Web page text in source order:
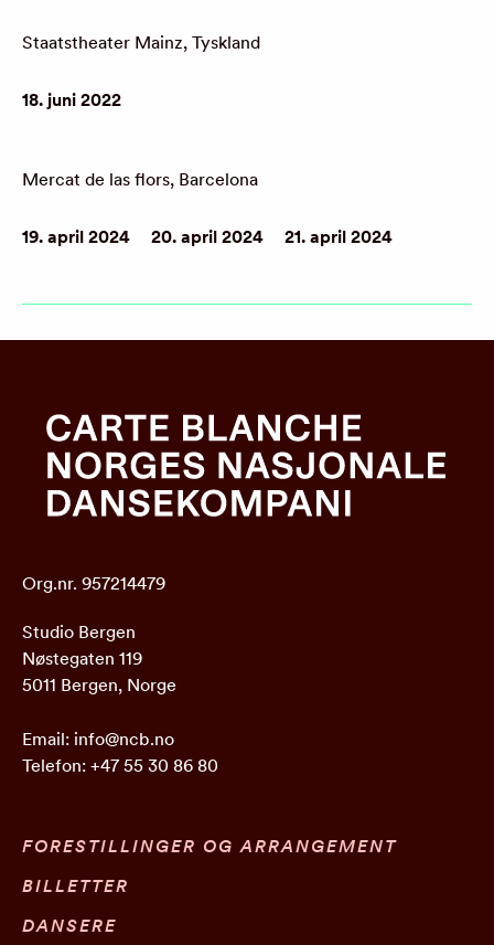
Staatstheater Mainz, Tyskland
18. juni 2022
Mercat de las flors, Barcelona
19. april 2024 20. april 2024 21. april 2024
Org.nr. 957214479
Studio Bergen
Nøstegaten 119
5011 Bergen, Norge
Email: info@ncb.no
Telefon: +47 55 30 86 80
FORESTILLINGER OG ARRANGEMENT
BILLETTER
DANSERE